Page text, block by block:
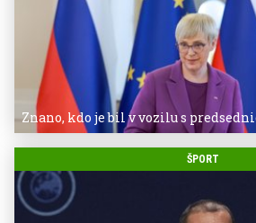
Znano, kdo je bil v vozilu s
ŠPORT